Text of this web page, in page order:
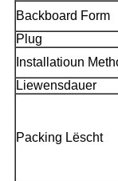
Backboard Form
Plug
Installatioun
Liewensdauer
Packing Lëscht